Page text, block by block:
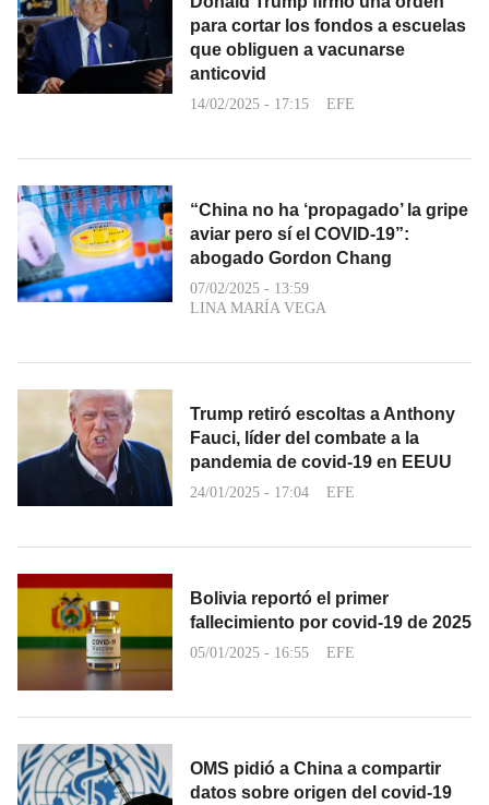
para cortar los fondos a escuelas
que obliguen a vacunarse
anticovid
14/02/2025 - 17:15 EFE
“China no ha ‘propagado’ la gripe
aviar pero sí el COVID-19”:
abogado Gordon Chang
07/02/2025 - 13:59
LINA MARÍA VEGA
Trump retiró escoltas a Anthony
Fauci, líder del combate a la
pandemia de covid-19 en EEUU
24/01/2025 - 17:04 EFE
Bolivia reportó el primer
fallecimiento por covid-19 de 2025
05/01/2025 - 16:55 EFE
OMS pidió a China a compartir
datos sobre origen del covid-19